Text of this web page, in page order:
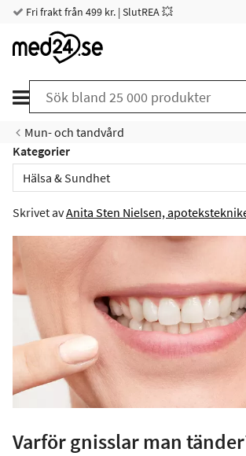
Fri frakt från 499 kr. | SlutREA 💥
Mun- och tandvård
Kategorier
Skrivet avAnita Sten Nielsen,
Varför gnisslar man